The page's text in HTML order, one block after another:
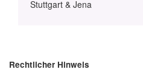
Stuttgart & Jena
Rechtlicher Hinweis